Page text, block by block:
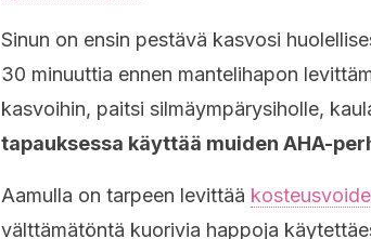
Sinun on ensin pestävä kasvosi
30 minuuttia ennen mantelihapon
kasvoihin, paitsi silmäympärysiholle,
tapauksessa käyttää muiden AHA-
Aamulla on tarpeen levittää
välttämätöntä kuorivia happoja